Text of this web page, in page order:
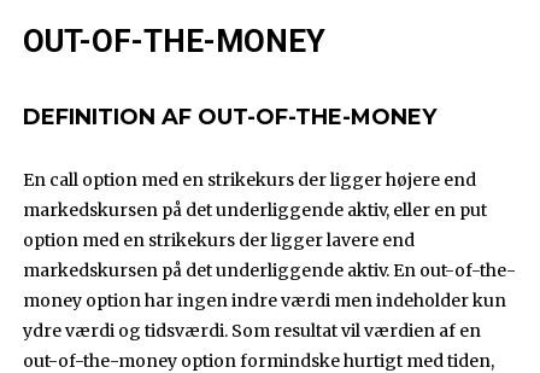
OUT-OF-THE-MONEY
DEFINITION AF OUT-OF-THE-MONEY
En call option med en strikekurs der ligger højere end
markedskursen på det underliggende aktiv, eller en put
option med en strikekurs der ligger lavere end
markedskursen på det underliggende aktiv. En out-of-the-
money option har ingen indre værdi men indeholder kun
ydre værdi og tidsværdi. Som resultat vil værdien af en
out-of-the-money option formindske hurtigt med tiden,